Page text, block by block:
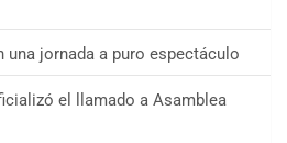
una jornada a puro espectáculo
el llamado a Asamblea